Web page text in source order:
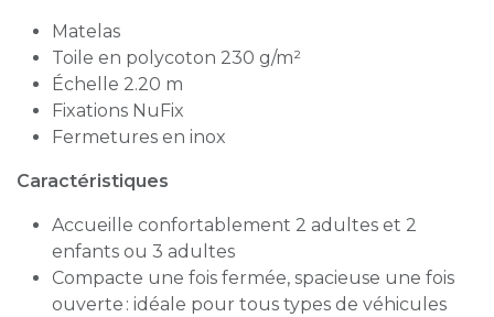
Matelas
Toile en polycoton 230 g/m²
Échelle 2.20 m
Fixations NuFix
Fermetures en inox
Caractéristiques
Accueille confortablement 2 adultes et 2
enfants ou 3 adultes
Compacte une fois fermée, spacieuse une fois
ouverte : idéale pour tous types de véhicules